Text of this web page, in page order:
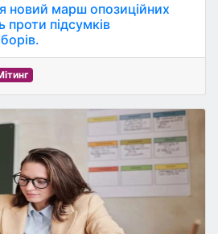
новий марш опозиційних
підсумків